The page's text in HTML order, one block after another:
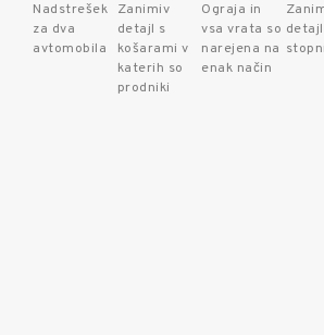
Nadstrešek
za dva
avtomobila
Zanimiv
detajl s
košarami v
katerih so
prodniki
Ograja in
vsa vrata so
narejena na
enak način
detajl